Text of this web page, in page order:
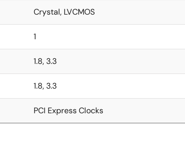
Crystal, LVCMOS
1
1.8, 3.3
1.8, 3.3
PCI Express Clocks